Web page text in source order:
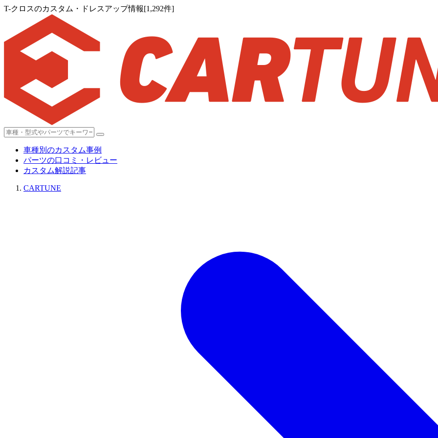
T-クロスのカスタム・ドレスアップ情報[1,292件]
車種別のカスタム事例
パーツの口コミ・レビュー
カスタム解説記事
CARTUNE